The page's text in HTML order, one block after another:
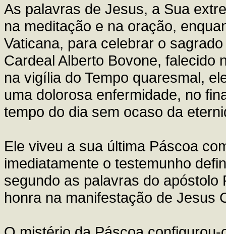
As palavras de Jesus, a Sua
na meditação e na oração,
Vaticana, para celebrar o
Cardeal Alberto Bovone, falecido
na vigília do Tempo quaresmal,
uma dolorosa enfermidade, no
tempo do dia sem ocaso da
Ele viveu a sua última Páscoa
imediatamente o testemunho
segundo as palavras do
honra na manifestação de Jesus